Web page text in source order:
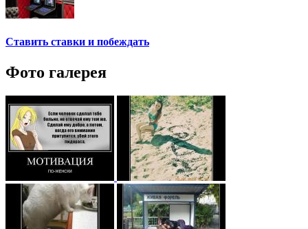
Ставить ставки и побеждать
Фото галерея